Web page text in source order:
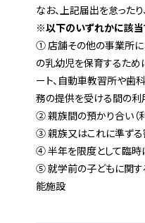
なお、上記届出を怠った
※以下のいずれかに該当
① 店舗その他の事業所に
の乳幼児を保育するため
ート、自動車教習所や歯
務の提供を受ける間の利
② 親族間の預かり合い（
③ 親族又はこれに準ず
④ 半年を限度として臨時
⑤ 就学前の子どもに関す
能施設